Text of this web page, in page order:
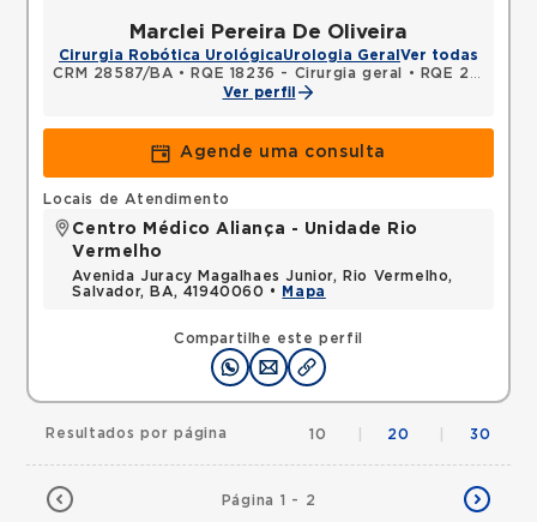
Marclei Pereira De Oliveira
Cirurgia Robótica UrológicaUrologia Geral Ver todas
CRM 28587/BA • RQE 18236 - Cirurgia geral •
RQE 23206 - Urologia
Ver perfil
Agende uma consulta
Compartilhe este perfil
Locais de Atendimento
Centro Médico Aliança - Unidade Rio
Vermelho
Avenida Juracy Magalhaes Junior, Rio Vermelho,
Salvador, BA, 41940060 •
Mapa
Página 1 - 2
Resultados por página 10 20 30